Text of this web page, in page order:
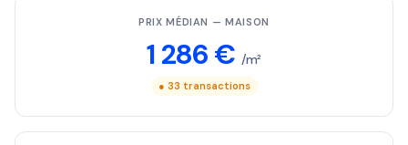
PRIX MÉDIAN — MAISON
1 286 € /m²
● 33 transactions